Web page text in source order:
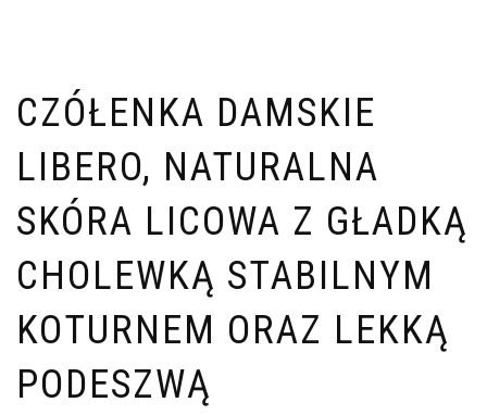
CZÓŁENKA DAMSKIE
LIBERO, NATURALNA
SKÓRA LICOWA Z GŁADKĄ
CHOLEWKĄ STABILNYM
KOTURNEM ORAZ LEKKĄ
PODESZWĄ